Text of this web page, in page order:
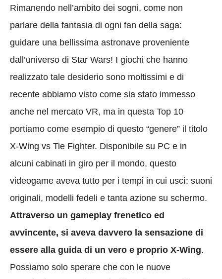
Rimanendo nell’ambito dei sogni, come non
parlare della fantasia di ogni fan della saga:
guidare una bellissima astronave proveniente
dall’universo di Star Wars! I giochi che hanno
realizzato tale desiderio sono moltissimi e di
recente abbiamo visto come sia stato immesso
anche nel mercato VR, ma in questa Top 10
portiamo come esempio di questo “genere” il titolo
X-Wing vs Tie Fighter. Disponibile su PC e in
alcuni cabinati in giro per il mondo, questo
videogame aveva tutto per i tempi in cui uscì: suoni
originali, modelli fedeli e tanta azione su schermo.
Attraverso un gameplay frenetico ed
avvincente, si aveva davvero la sensazione di
essere alla guida di un vero e proprio X-Wing.
Possiamo solo sperare che con le nuove